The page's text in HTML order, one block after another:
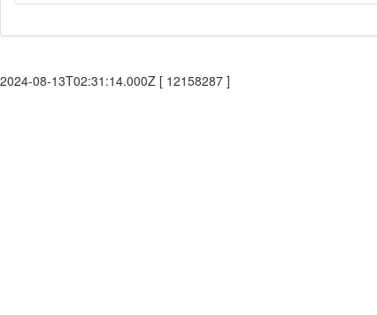
2024-08-13T02:31:14.000Z [ 12158287 ]